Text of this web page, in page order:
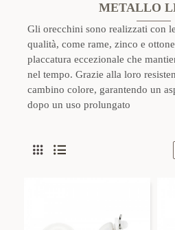
METALLO
Gli orecchini sono realizzati con
qualità, come rame, zinco e
placcatura eccezionale che
nel tempo. Grazie alla loro
cambino colore, garantendo un
dopo un uso prolungato